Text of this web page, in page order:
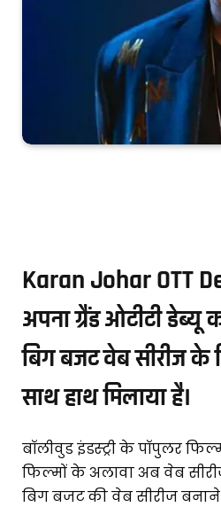
Karan Johar OTT
अपना ग्रैंड ओटीटी डेब्यू
बिग बजट वेब सीरीज
साथ हाथ मिलाया है।
बॉलीवुड इंडस्ट्री के पॉपुलर
फिल्मों के अलावा अब वेब
बिग बजट की वेब सीरीज बनाने